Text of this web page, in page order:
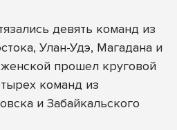
девять команд из
Улан-Удэ, Магадана и
прошел круговой
команд из
и Забайкальского